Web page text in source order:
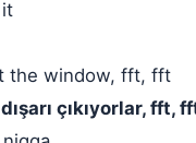
the window, fft, fft
çıkıyorlar, fft,